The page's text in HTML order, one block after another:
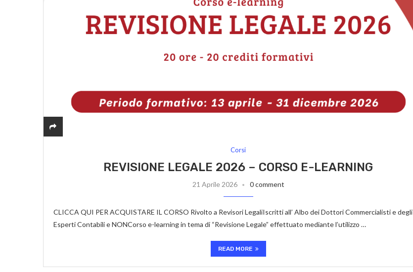
Corsi
REVISIONE LEGALE 2026 – CORSO E-LEARNING
21 Aprile 2026 0 comment
CLICCA QUI PER ACQUISTARE IL CORSO Rivolto a Revisori LegaliIscritti all’ Albo dei Dottori Commercialisti e degli
Esperti Contabili e NONCorso e-learning in tema di “Revisione Legale” effettuato mediante l’utilizzo …
READ MORE